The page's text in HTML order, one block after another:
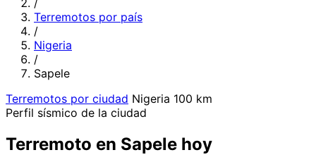
Terremotos por país
/
Nigeria
/
Sapele
Terremotos por ciudad Nigeria 100 km
Perfil sísmico de la ciudad
Terremoto en Sapele hoy